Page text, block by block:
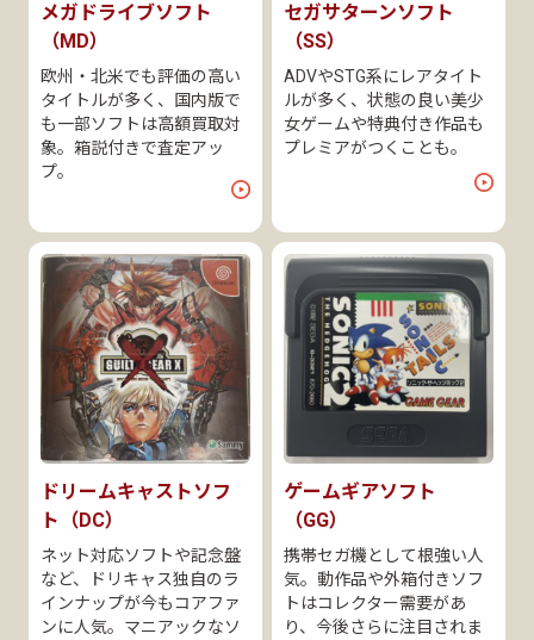
メガドライブソフト
（MD）
欧州・北米でも評価の高い
タイトルが多く、国内版で
も一部ソフトは高額買取対
象。箱説付きで査定アッ
プ。
セガサターンソフト
（SS）
ADVやSTG系にレアタイト
ルが多く、状態の良い美少
女ゲームや特典付き作品も
プレミアがつくことも。
ドリームキャストソフ
ト（DC）
ネット対応ソフトや記念盤
など、ドリキャス独自のラ
インナップが今もコアファ
ンに人気。マニアックなソ
ゲームギアソフト
（GG）
携帯セガ機として根強い人
気。動作品や外箱付きソフ
トはコレクター需要があ
り、今後さらに注目されま